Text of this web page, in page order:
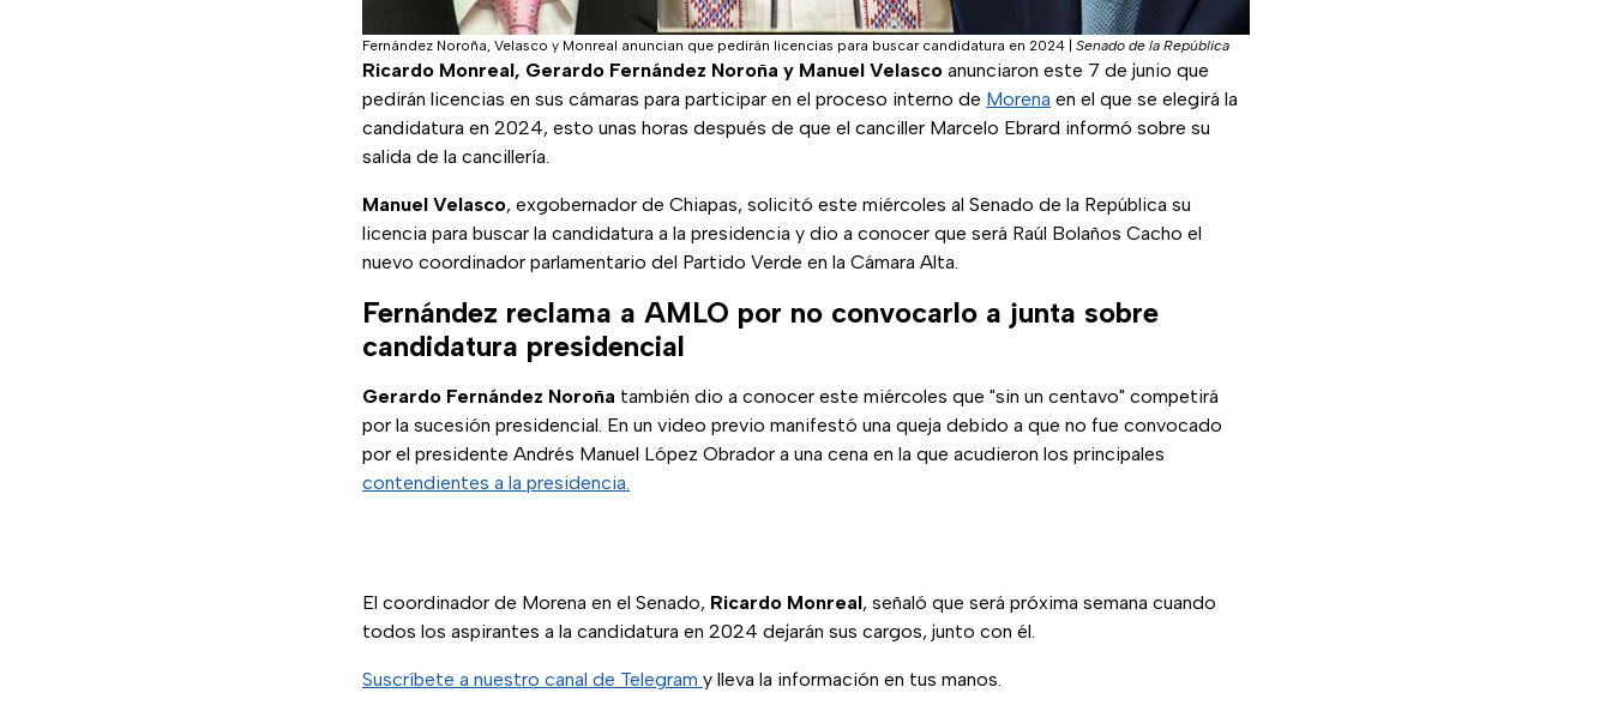
Fernández Noroña, Velasco y Monreal anuncian que pedirán licencias para buscar candidatura en 2024 Senado de la República
Ricardo Monreal, Gerardo Fernández Noroña y Manuel Velasco anunciaron este 7 de junio que
pedirán licencias en sus cámaras para participar en el proceso interno de Morena en el que se elegirá la
candidatura en 2024, esto unas horas después de que el canciller Marcelo Ebrard informó sobre su
salida de la cancillería.
Manuel Velasco, exgobernador de Chiapas, solicitó este miércoles al Senado de la República su
licencia para buscar la candidatura a la presidencia y dio a conocer que será Raúl Bolaños Cacho el
nuevo coordinador parlamentario del Partido Verde en la Cámara Alta.
Fernández reclama a AMLO por no convocarlo a junta sobre
candidatura presidencial
Gerardo Fernández Noroña también dio a conocer este miércoles que "sin un centavo" competirá
por la sucesión presidencial. En un video previo manifestó una queja debido a que no fue convocado
por el presidente Andrés Manuel López Obrador a una cena en la que acudieron los principales
contendientes a la presidencia.
El coordinador de Morena en el Senado, Ricardo Monreal, señaló que será próxima semana cuando
todos los aspirantes a la candidatura en 2024 dejarán sus cargos, junto con él.
Suscríbete a nuestro canal de Telegram y lleva la información en tus manos.